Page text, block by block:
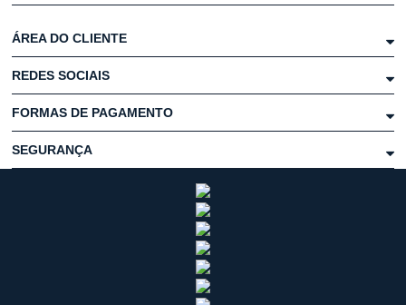
ÁREA DO CLIENTE
REDES SOCIAIS
FORMAS DE PAGAMENTO
SEGURANÇA